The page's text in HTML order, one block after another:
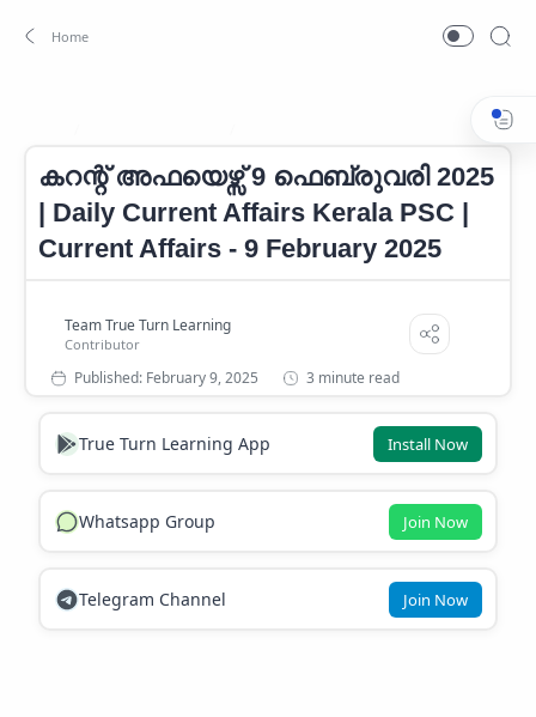
കറന്റ് അഫയെഴ്സ് 9 ഫെബ്രുവരി 2025
| Daily Current Affairs Kerala PSC |
Current Affairs - 9 February 2025
3 minute read
True Turn Learning App Install Now
Whatsapp Group Join Now
Telegram Channel Join Now